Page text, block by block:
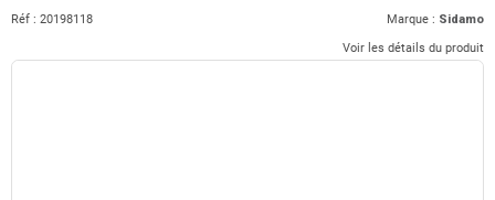
Réf : 20198118 Marque : Sidamo
Voir les détails du produit